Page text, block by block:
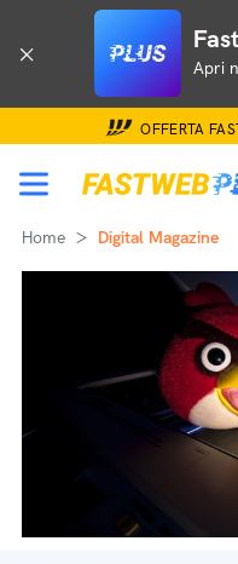
Apri
OFFERTA
Home Digital Magazine